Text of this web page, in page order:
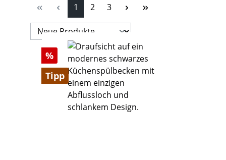
Seite
1 Seite
2 Seite
3
Rabatt
%
Tipp